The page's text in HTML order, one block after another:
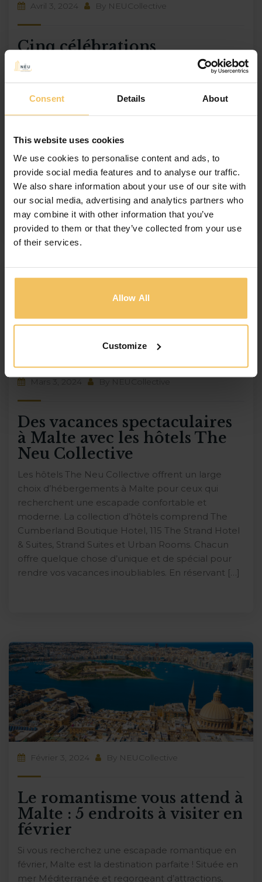
Consent Details About
This website uses cookies
We use cookies to personalise content and ads, to
provide social media features and to analyse our traffic.
We also share information about your use of our site with
our social media, advertising and analytics partners who
may combine it with other information that you’ve
provided to them or that they’ve collected from your use
of their services.
Allow All
Customize
Avril 3, 2024 By NEUCollective
Cinq célébrations
incontournables de Pâques à
Malte
Malte célèbre Pâques avec des coutumes et des
traditions uniques. Les influences culturelles et
diverses célébrations organisées à travers l’île. Voici
cinq célébrations incontournables de Pâques à
Malte : 1 – Expositions de la Semaine Sainte
Pendant la semaine sainte, diverses expositions
sont organisées à travers Malte, présentant […]
Mars 3, 2024 By NEUCollective
Des vacances spectaculaires
à Malte avec les hôtels The
Neu Collective
Les hôtels The Neu Collective offrent un large
choix d’hébergements à Malte pour ceux qui
recherchent une escapade confortable et
moderne. La collection d’hôtels comprend The
Cumberland Boutique Hotel, 115 The Strand Hotel
& Suites, Strand Suites et Urban Rooms. Chacun
offre quelque chose d’unique et de spécial pour
rendre vos vacances inoubliables. En réservant […]
Février 3, 2024 By NEUCollective
Le romantisme vous attend à
Malte : 5 endroits à visiter en
février
Si vous recherchez une escapade romantique en
février, Malte est la destination parfaite ! Située en
mer Méditerranée et regorgeant d’attractions,